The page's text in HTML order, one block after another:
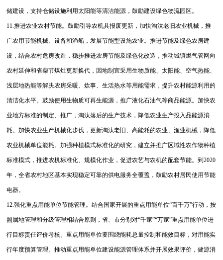
储建设，支持仓储设施利用太阳能等清洁能源，鼓励建设绿色物流园区。
11.推进农业农村节能。鼓励引导农机具报废更新，加快淘汰老旧农业机械，推
广农用节能机械、设备和渔船，发展节能型设施农业。推进节能及绿色农房建
设，结合农村危房改造，稳步推进农房节能及绿色化改造，推动城镇燃气管网向
农村延伸和省柴节煤灶更新换代，因地制宜采用生物质能、太阳能、空气热能、
浅层地热能等解决农房采暖、炊事、生活热水等用能需求，提升农村能源利用的
清洁化水平。鼓励使用生物质可再生能源，推广液化石油气等商品能源。加快农
业地方标准的制定、推广，淘汰落后的生产技术，降低农业生产投入品能源消
耗。加快农业生产机械化步伐，更新淘汰老旧、高能耗的农业、渔业机械，降低
农业机械单位能耗。加强种植模式标准化的研究，建立并推广区域性农作物种植
标准模式，推进农机标准化、规模化作业，促进农艺与农机的配套节能。到2020
年，全省农村地区基本实现稳定可靠的供电服务全覆盖，鼓励农村居民使用节能
电器。
12.强化重点用能单位节能管理。结合国家开展的重点用能单位“百千万”行动，按
照属地管理和分级管理相结合原则，省、市分别对“千家”“万家”重点用能单位进
行目标责任评价考核。重点用能单位要围绕能耗总量控制和能效目标，对用能实
行年度预算管理。推动重点用能单位建设能源管理体系并开展效果评价，健源消